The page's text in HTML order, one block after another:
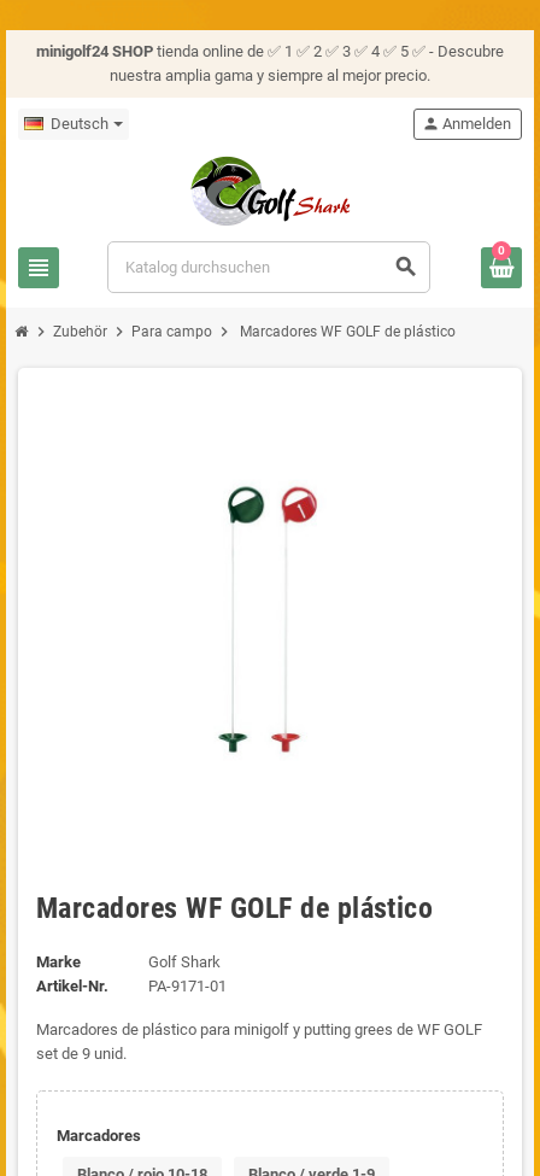
minigolf24 SHOP tienda online de ✅ 1 ✅ 2 ✅ 3 ✅ 4 ✅ 5 ✅ - Descubre
nuestra amplia gama y siempre al mejor precio.
Deutsch
view_headline search
person Anmelden
0
chevron_right Zubehör chevron_right Para campo chevron_right Marcadores WF GOLF de plástico
Marcadores WF GOLF de plástico
Marke
Golf Shark
Artikel-Nr.
PA-9171-01
Marcadores de plástico para minigolf y putting grees de WF GOLF
set de 9 unid.
Marcadores